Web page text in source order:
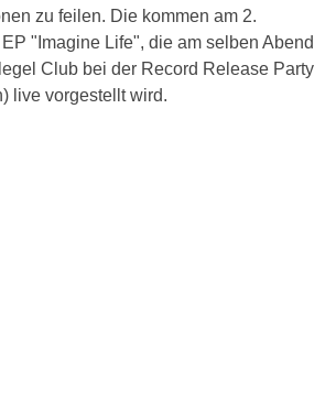
zu feilen. Die kommen am 2.
"Imagine Life", die am selben Abend
Club bei der Record Release Party
live vorgestellt wird.